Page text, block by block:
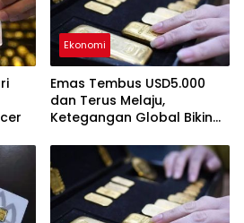
Ekonomi
Emas Tembus USD5.000
dan Terus Melaju,
Ketegangan Global Bikin